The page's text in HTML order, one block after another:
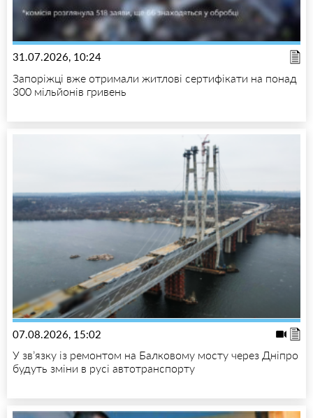
31.07.2026, 10:24
Запоріжці вже отримали житлові сертифікати на понад
300 мільйонів гривень
07.08.2026, 15:02
У зв’язку із ремонтом на Балковому мосту через Дніпро
будуть зміни в русі автотранспорту